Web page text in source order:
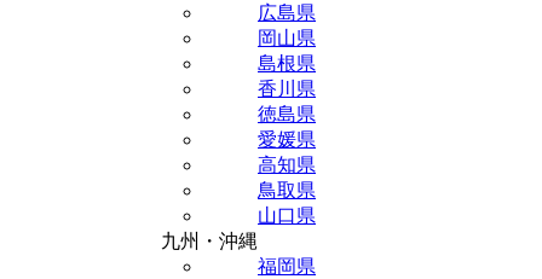
広島県
岡山県
島根県
香川県
徳島県
愛媛県
高知県
鳥取県
山口県
九州・沖縄
福岡県